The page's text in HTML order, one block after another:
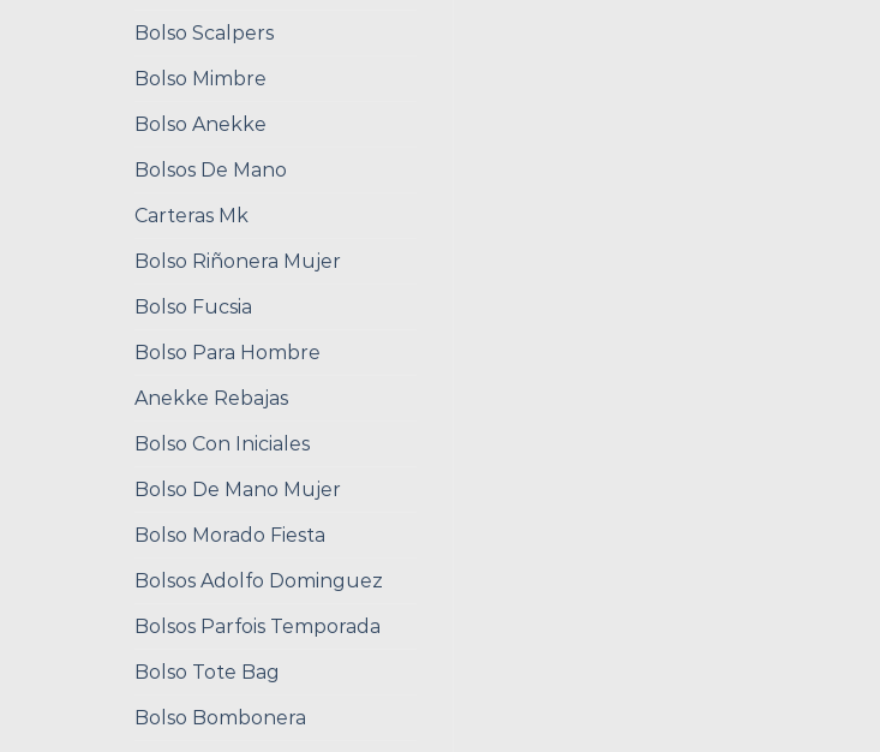
Bolso Scalpers
Bolso Mimbre
Bolso Anekke
Bolsos De Mano
Carteras Mk
Bolso Riñonera Mujer
Bolso Fucsia
Bolso Para Hombre
Anekke Rebajas
Bolso Con Iniciales
Bolso De Mano Mujer
Bolso Morado Fiesta
Bolsos Adolfo Dominguez
Bolsos Parfois Temporada
Bolso Tote Bag
Bolso Bombonera